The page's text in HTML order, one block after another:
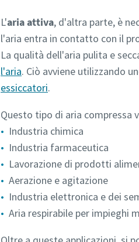
L'aria attiva, d'altra parte, è
l'aria entra in contatto con il
La qualità dell'aria pulita e
l'aria. Ciò avviene utilizzando
essiccatori.
Questo tipo di aria compressa
Industria chimica
Industria farmaceutica
Lavorazione di prodotti
Aerazione e agitazione
Industria elettronica e dei
Aria respirabile per impieghi